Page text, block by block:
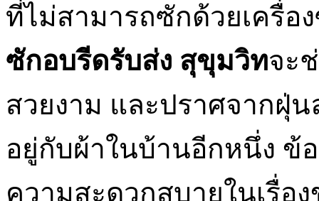
ที่ไม่สามารถซักด้วยเครื่อ
ซักอบรีดรับส่ง สุขุมวิทจะ
สวยงาม และปราศจากฝุ่
อยู่กับผ้าในบ้านอีกหนึ่ง ข้
ความสะดวกสบายในเรื่อ